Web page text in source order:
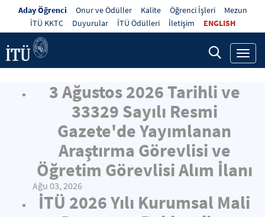
Aday Öğrenci Onur ve Ödüller Kalite Öğrenci İşleri
Mezun
İTÜ KKTC
Duyurular İTÜ Ödülleri İletişim ENGLISH
3 Ağustos 2026 Tarihli ve
33329 Sayılı Resmi
Gazete'de Yayımlanan
Araştırma Görevlisi ve
Öğretim Görevlisi Alım İlanı
Ağu 03, 2026
İTÜ 2026 Yılı Kurumsal Mali